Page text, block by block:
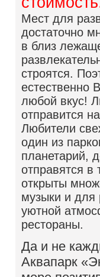
Мест для
достаточно
в близ
строятся.
естественно
любой вкус!
отправится
Любители
один из
планетарий,
отправятся
открыты
музыки и для
уютной
рестораны.
Да и не
Аквапарк